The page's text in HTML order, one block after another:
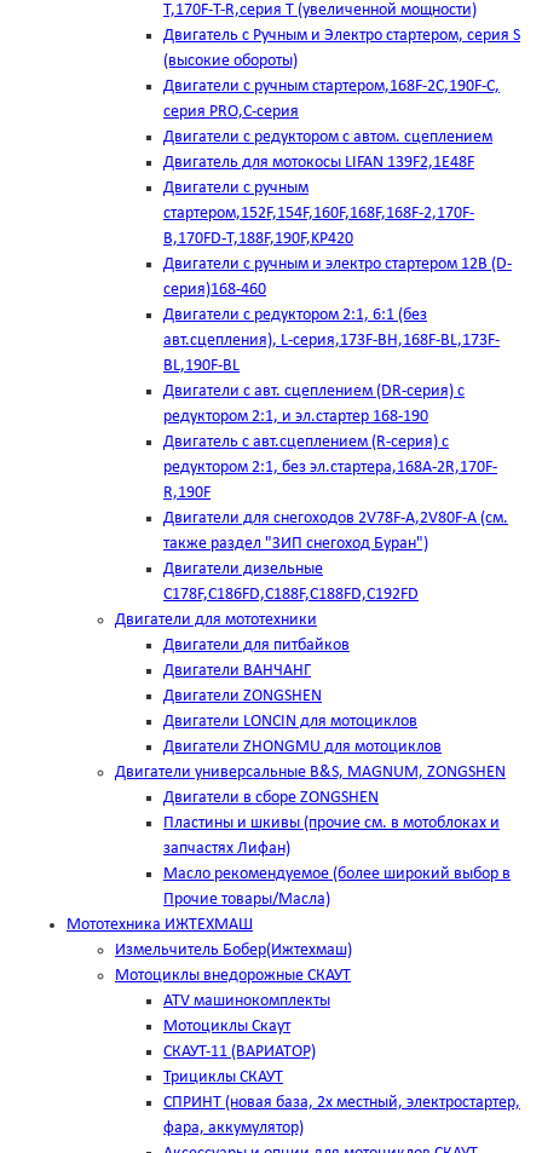
T,170F-T-R,серия Т (увеличенной мощности)
Двигатель с Ручным и Электро стартером, серия S
(высокие обороты)
Двигатели с ручным стартером,168F-2C,190F-C,
серия PRO,C-серия
Двигатели с редуктором с автом. сцеплением
Двигатель для мотокосы LIFAN 139F2,1E48F
Двигатели с ручным
стартером,152F,154F,160F,168F,168F-2,170F-
B,170FD-T,188F,190F,KP420
Двигатели с ручным и электро стартером 12В (D-
серия)168-460
Двигатели с редуктором 2:1, 6:1 (без
авт.сцепления), L-серия,173F-BH,168F-BL,173F-
BL,190F-BL
Двигатели с авт. сцеплением (DR-серия) с
редуктором 2:1, и эл.стартер 168-190
Двигатель с авт.сцеплением (R-серия) с
редуктором 2:1, без эл.стартера,168А-2R,170F-
R,190F
Двигатели для снегоходов 2V78F-A,2V80F-A (см.
также раздел "ЗИП снегоход Буран")
Двигатели дизельные
C178F,С186FD,C188F,C188FD,C192FD
Двигатели для мототехники
Двигатели для питбайков
Двигатели ВАНЧАНГ
Двигатели ZONGSHEN
Двигатели LONCIN для мотоциклов
Двигатели ZHONGMU для мотоциклов
Двигатели универсальные B&S, MAGNUM, ZONGSHEN
Двигатели в сборе ZONGSHEN
Пластины и шкивы (прочие см. в мотоблоках и
запчастях Лифан)
Масло рекомендуемое (более широкий выбор в
Прочие товары/Масла)
Мототехника ИЖТЕХМАШ
Измельчитель Бобер(Ижтехмаш)
Мотоциклы внедорожные СКАУТ
ATV машинокомплекты
Мотоциклы Скаут
СКАУТ-11 (ВАРИАТОР)
Трициклы СКАУТ
СПРИНТ (новая база, 2х местный, электростартер,
фара, аккумулятор)